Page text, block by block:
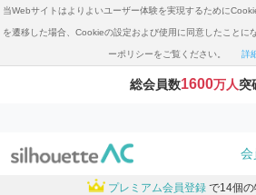
当Webサイトはよりよいユーザー体験を実現するために
を遷移した場合、Cookieの設定および使用に同意したことに
ーポリシーをご覧ください。 詳
総会員数1600万人突
会
プレミアム会員登録 で14個の